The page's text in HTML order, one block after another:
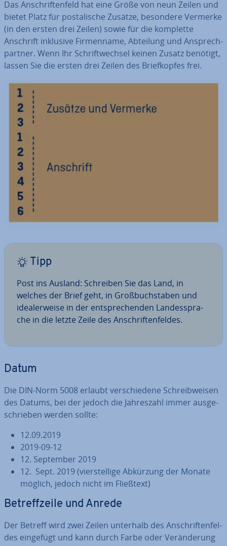
Das An­schrif­ten­feld hat eine Größe von neun Zeilen und
bietet Platz für pos­ta­li­sche Zusätze, besondere Vermerke
(in den ersten drei Zeilen) sowie für die komplette
Anschrift inklusive Fir­men­na­me, Abteilung und An­sprech­
part­ner. Wenn Ihr Schrift­wech­sel keinen Zusatz benötigt,
lassen Sie die ersten drei Zeilen des Brief­kop­fes frei.
Tipp
Post ins Ausland: Schreiben Sie das Land, in
welches der Brief geht, in Groß­buch­sta­ben und
idea­ler­wei­se in der ent­spre­chen­den Lan­des­spra­
che in die letzte Zeile des An­schrif­ten­fel­des.
Datum
Die DIN-Norm 5008 erlaubt ver­schie­de­ne Schreib­wei­sen
des Datums, bei der jedoch die Jah­res­zahl immer aus­ge­
schrie­ben werden sollte:
12.09.2019
2019-09-12
12. September 2019
12. Sept. 2019 (vier­stel­li­ge Abkürzung der Monate
möglich, jedoch nicht im Fließtext)
Be­treff­zei­le und Anrede
Der Betreff wird zwei Zeilen unterhalb des An­schrif­ten­fel­
des eingefügt und kann durch Farbe oder Ver­än­de­rung